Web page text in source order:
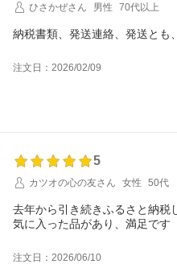
ひさかぜさん
男性 70代以上
納税書類、発送連絡、発送とも
注文日：2026/02/09
5
カツオの心の友さん
女性 50代
去年から引き続きふるさと納税
気に入った品があり、満足です
注文日：2026/06/10